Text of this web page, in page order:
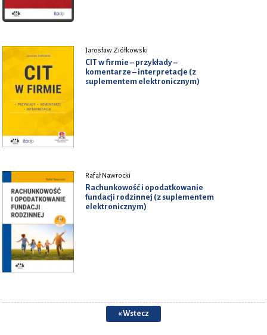
Jarosław Ziółkowski
CIT w firmie – przykłady –
komentarze – interpretacje (z
suplementem elektronicznym)
Rafał Nawrocki
Rachunkowość i opodatkowanie
fundacji rodzinnej (z suplementem
elektronicznym)
« Wstecz